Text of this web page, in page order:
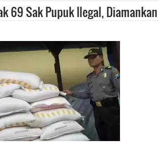
69 Sak Pupuk Ilegal,